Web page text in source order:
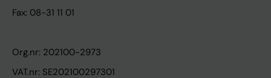
Fax: 08-31 11 01
Org.nr: 202100-2973
VAT.nr: SE202100297301